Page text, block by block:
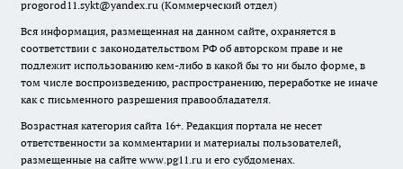
progorod11.sykt@yandex.ru (Коммерческий отдел)
Вся информация, размещенная на данном сайте, охраняется в
соответствии с законодательством РФ об авторском праве и не
подлежит использованию кем-либо в какой бы то ни было форме, в
том числе воспроизведению, распространению, переработке не иначе
как с письменного разрешения правообладателя.
Возрастная категория сайта 16+. Редакция портала не несет
ответственности за комментарии и материалы пользователей,
размещенные на сайте www.pg11.ru и его субдоменах.